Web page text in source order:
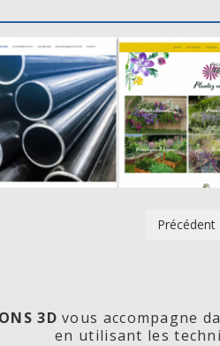
Précédent
3D vous accompagne
en utilisant les